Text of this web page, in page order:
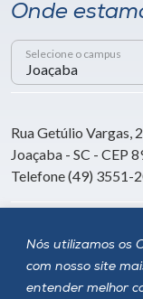
Nós utilizamos os
com nosso site
entender melhor
Onde
Selecione o campus
Rua Getúlio Vargas,
Joaçaba - SC - CEP
Telefone (49) 3551-
Siga a